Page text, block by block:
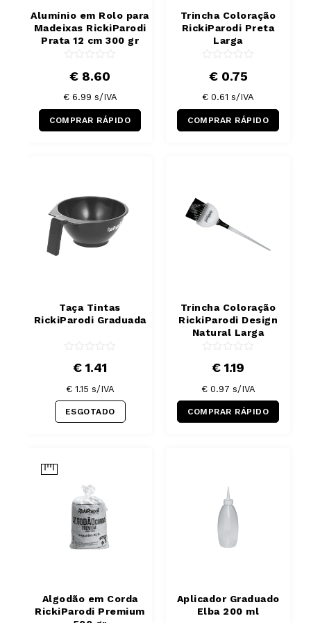
Alumínio em Rolo para
Madeixas RickiParodi
Prata 12 cm 300 gr
€ 8.60
€ 6.99 s/IVA
COMPRAR RÁPIDO
Trincha Coloração
RickiParodi Preta
Larga
€ 0.75
€ 0.61 s/IVA
COMPRAR RÁPIDO
Taça Tintas
RickiParodi Graduada
€ 1.41
€ 1.15 s/IVA
ESGOTADO
Trincha Coloração
RickiParodi Design
Natural Larga
€ 1.19
€ 0.97 s/IVA
COMPRAR RÁPIDO
Algodão em Corda
RickiParodi Premium
Aplicador Graduado
Elba 200 ml